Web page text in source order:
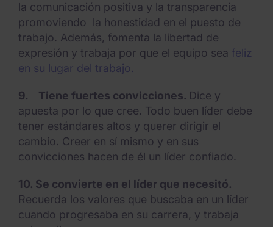
la comunicación positiva y la transparencia
promoviendo la honestidad en el puesto de
trabajo. Además, fomenta la libertad de
expresión y trabaja por que el equipo sea feliz
en su lugar del trabajo.
9. Tiene fuertes convicciones. Dice y
apuesta por lo que cree. Todo buen líder debe
tener estándares altos y querer dirigir el
cambio. Creer en sí mismo y en sus
convicciones hacen de él un líder confiado.
10. Se convierte en el líder que necesitó.
Recuerda los valores que buscaba en un líder
cuando progresaba en su carrera, y trabaja